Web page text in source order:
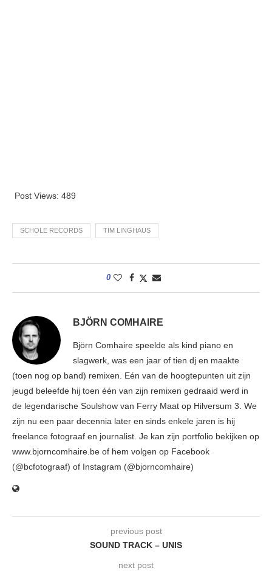
Post Views: 489
SCHOLE RECORDS TIM LINGHAUS
0
BJÖRN COMHAIRE
Björn Comhaire speelde als kind piano en
slagwerk, was een jaar of tien dj en maakte
(toen nog op band) remixen. Eén van de hoogtepunten uit zijn
jeugd beleefde hij toen één van zijn remixen gedraaid werd in
de legendarische Soulshow van Ferry Maat op Hilversum 3. We
zijn nu een paar decennia later en sinds enkele jaren is hij
freelance fotograaf en journalist. Je kan zijn portfolio bekijken op
www.bjorncomhaire.be of hem volgen op Facebook
(@bcfotograaf) of Instagram (@bjorncomhaire)
previous post
SOUND TRACK – UNIS
next post